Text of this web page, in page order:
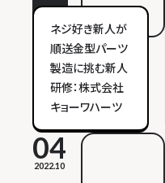
ネジ好き新人が
順送金型パーツ
製造に挑む新人
研修：株式会社
キョーワハーツ
04
2022.10